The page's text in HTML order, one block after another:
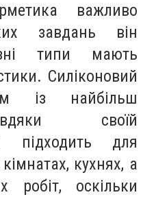
важливо
завдань він
типи мають
Силіконовий
із найбільш
своїй
підходить для
кухнях, а
робіт, оскільки